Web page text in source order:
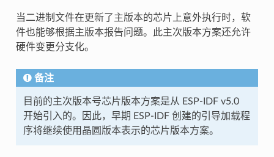
当二进制文件在更新了主版本的芯片上意外执行时，软
件也能够根据主版本报告问题。此主次版本方案还允许
硬件变更分支化。
备注
目前的主次版本号芯片版本方案是从 ESP-IDF v5.0
开始引入的。因此，早期 ESP-IDF 创建的引导加载程
序将继续使用晶圆版本表示的芯片版本方案。